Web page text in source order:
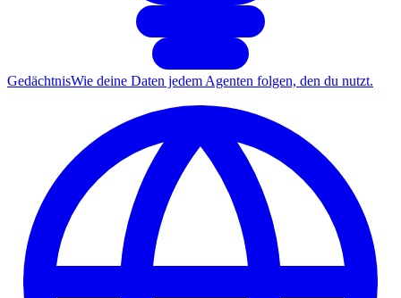
GedächtnisWie deine Daten jedem Agenten folgen, den du nutzt.